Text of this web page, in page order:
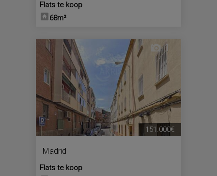
Flats te koop
68m²
1
Madrid
Flats te koop
151.000€